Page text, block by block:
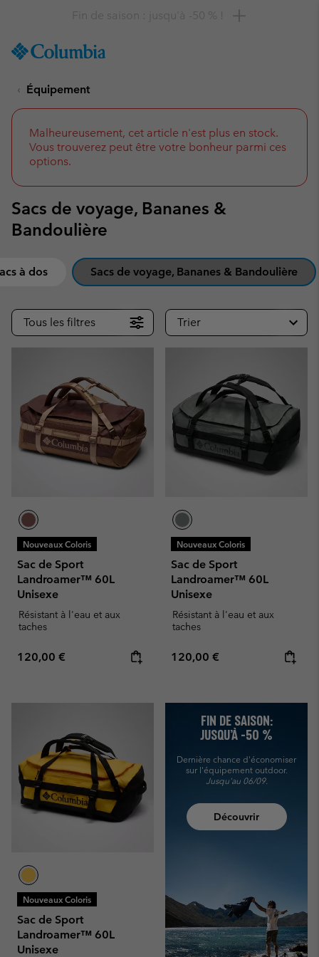
TO
SKIP
NAV
SKIP
TO
SEARCH
Remise de 10 % à saisir
Équipement
Malheureusement, cet article n'est plus en stock.
Vous trouverez peut être votre bonheur parmi ces
options.
Sacs de voyage, Bananes &
Bandoulière
à dos Sacs de voyage, Bananes & Bandoulière
Tous les filtres Trier
Nouveaux Coloris
Sac de Sport
Landroamer™ 60L
Unisexe
Résistant à l'eau et aux
taches
Regular price:
120,00 €
Nouveaux Coloris
Sac de Sport
Landroamer™ 60L
Unisexe
Résistant à l'eau et aux
taches
Regular price:
120,00 €
Nouveaux Coloris
Sac de Sport
Landroamer™ 60L
Unisexe
FIN DE SAISON:
JUSQU’À -50 %
Dernière chance d'économiser
sur l'équipement outdoor.
Jusqu'au 06/09.
Découvrir